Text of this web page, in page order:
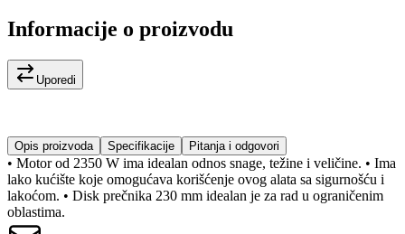
Informacije o proizvodu
Uporedi
Opis proizvoda Specifikacije Pitanja i odgovori
• Motor od 2350 W ima idealan odnos snage, težine i veličine. • Ima
lako kućište koje omogućava korišćenje ovog alata sa sigurnošću i
lakoćom. • Disk prečnika 230 mm idealan je za rad u ograničenim
oblastima.